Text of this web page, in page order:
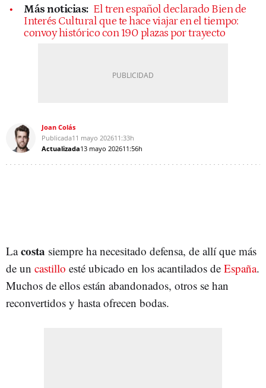
Más noticias: El tren español declarado Bien de
Interés Cultural que te hace viajar en el tiempo:
convoy histórico con 190 plazas por trayecto
Joan Colás
Publicada11 mayo 202611:33h
Actualizada13 mayo 202611:56h
Lacosta siempre ha necesitado defensa, de allí que más
de un castillo esté ubicado en los acantilados de España.
Muchos de ellos están abandonados, otros se han
reconvertidos y hasta ofrecen bodas.